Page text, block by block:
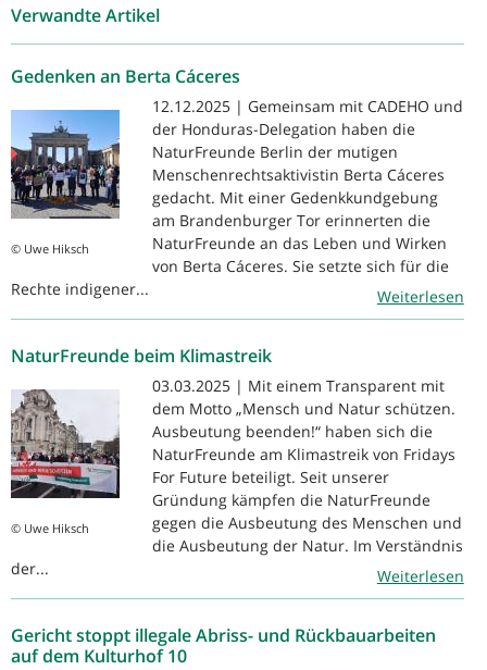
Verwandte Artikel
Gedenken an Berta Cáceres
© Uwe Hiksch
12.12.2025 | Gemeinsam mit CADEHO und
der Honduras-Delegation haben die
NaturFreunde Berlin der mutigen
Menschenrechtsaktivistin Berta Cáceres
gedacht. Mit einer Gedenkkundgebung
am Brandenburger Tor erinnerten die
NaturFreunde an das Leben und Wirken
von Berta Cáceres. Sie setzte sich für die
Rechte indigener...
Weiterlesen
NaturFreunde beim Klimastreik
© Uwe Hiksch
03.03.2025 | Mit einem Transparent mit
dem Motto „Mensch und Natur schützen.
Ausbeutung beenden!“ haben sich die
NaturFreunde am Klimastreik von Fridays
For Future beteiligt. Seit unserer
Gründung kämpfen die NaturFreunde
gegen die Ausbeutung des Menschen und
die Ausbeutung der Natur. Im Verständnis
der...
Weiterlesen
Gericht stoppt illegale Abriss- und Rückbauarbeiten
auf dem Kulturhof 10